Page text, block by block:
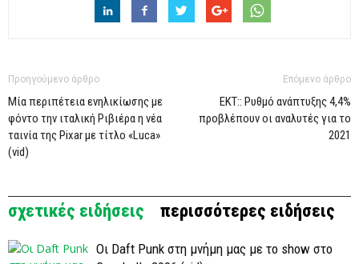
Προηγούμενο άρθρο
Μία περιπέτεια ενηλικίωσης με
φόντο την ιταλική Ριβιέρα η νέα
ταινία της Pixar με τίτλο «Luca»
(vid)
Επόμενο άρθρο
ΕΚΤ:: Ρυθμό ανάπτυξης 4,4%
προβλέπουν οι αναλυτές για το
2021
σχετικές ειδήσεις περισσότερες ειδήσεις
Οι Daft Punk στη μνήμη μας με το show στο